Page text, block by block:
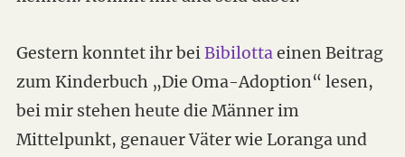
Gestern konntet ihr beiBibilottaeinen Beitrag
zum Kinderbuch „Die Oma-Adoption“ lesen,
bei mir stehen heute die Männer im
Mittelpunkt, genauer Väter wie Loranga und